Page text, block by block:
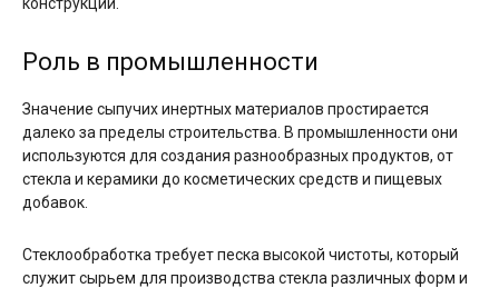
Роль в промышленности
Значение сыпучих инертных материалов простирается
далеко за пределы строительства. В промышленности они
используются для создания разнообразных продуктов, от
стекла и керамики до косметических средств и пищевых
добавок.
Стеклообработка требует песка высокой чистоты, который
служит сырьем для производства стекла различных форм и